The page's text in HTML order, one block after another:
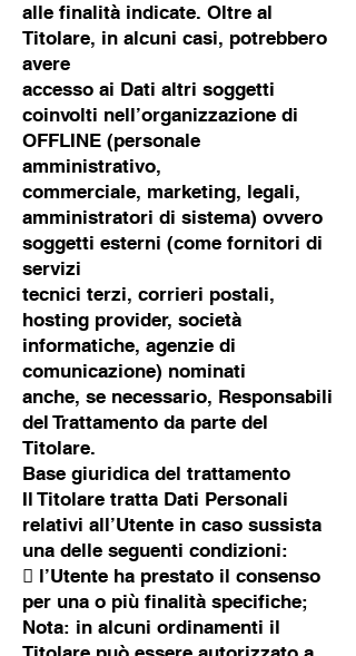
alle finalità indicate. Oltre al
Titolare, in alcuni casi, potrebbero
avere
accesso ai Dati altri soggetti
coinvolti nell’organizzazione di
OFFLINE (personale
amministrativo,
commerciale, marketing, legali,
amministratori di sistema) ovvero
soggetti esterni (come fornitori di
servizi
tecnici terzi, corrieri postali,
hosting provider, società
informatiche, agenzie di
comunicazione) nominati
anche, se necessario, Responsabili
del Trattamento da parte del
Titolare.
Base giuridica del trattamento
Il Titolare tratta Dati Personali
relativi all’Utente in caso sussista
una delle seguenti condizioni:
 l’Utente ha prestato il consenso
per una o più finalità specifiche;
Nota: in alcuni ordinamenti il